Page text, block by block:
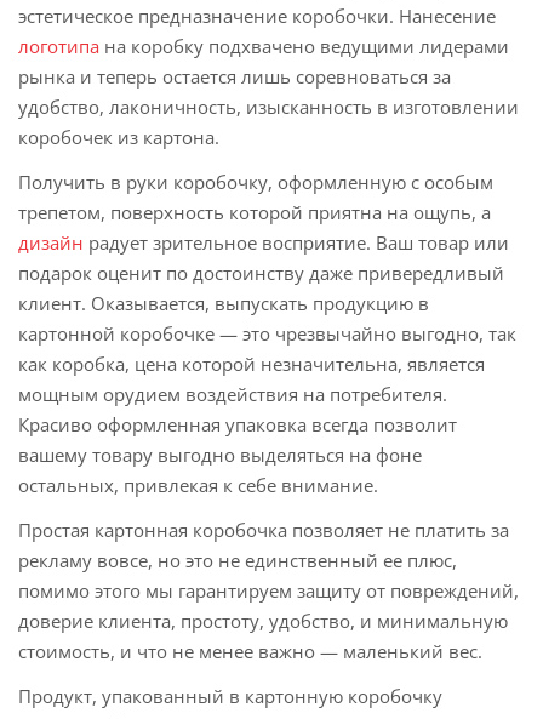
эстетическое предназначение коробочки. Нанесение
логотипа на коробку подхвачено ведущими лидерами
рынка и теперь остается лишь соревноваться за
удобство, лаконичность, изысканность в изготовлении
коробочек из картона.
Получить в руки коробочку, оформленную с особым
трепетом, поверхность которой приятна на ощупь, а
дизайн радует зрительное восприятие. Ваш товар или
подарок оценит по достоинству даже привередливый
клиент. Оказывается, выпускать продукцию в
картонной коробочке — это чрезвычайно выгодно, так
как коробка, цена которой незначительна, является
мощным орудием воздействия на потребителя.
Красиво оформленная упаковка всегда позволит
вашему товару выгодно выделяться на фоне
остальных, привлекая к себе внимание.
Простая картонная коробочка позволяет не платить за
рекламу вовсе, но это не единственный ее плюс,
помимо этого мы гарантируем защиту от повреждений,
доверие клиента, простоту, удобство, и минимальную
стоимость, и что не менее важно — маленький вес.
Продукт, упакованный в картонную коробочку